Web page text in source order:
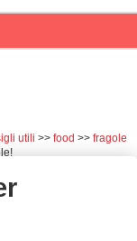
utili food
fragole